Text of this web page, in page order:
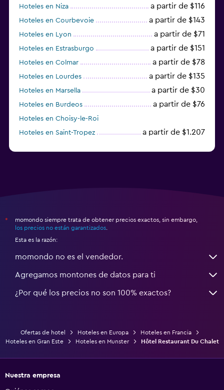
Hoteles en Niza a partir de $116
Hoteles en Courbevoie a partir de $143
Hoteles en Lyon a partir de $71
Hoteles en Estrasburgo a partir de $151
Hoteles en Colmar a partir de $78
Hoteles en Lourdes a partir de $135
Hoteles en Marsella a partir de $30
Hoteles en Burdeos a partir de $76
Hoteles en Choisy-le-Roi
Hoteles en Saint-Tropez
a partir de $1.207
*
momondo siempre trata de obtener precios exactos, sin embargo,
los precios no están garantizados
Esta es la razón:
momondo no es el vendedor.
Agregamos montones de datos para ti
¿Por qué los precios no son 100% exactos?
Ofertas de hotel Hoteles en Europa
Hoteles en Francia
Hoteles en Gran Este
Hoteles en Munster Hôtel Restaurant Du Chalet
Nuestra empresa